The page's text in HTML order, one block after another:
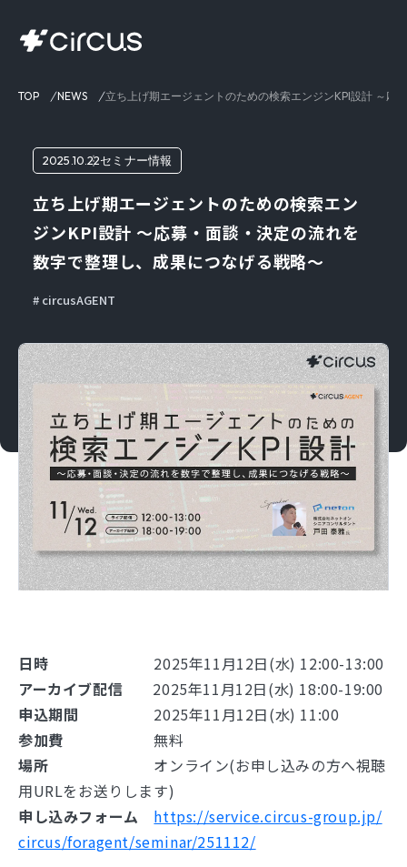
TOP NEWS 立ち上げ期エージェントのための検索エンジンKPI設計 ～
2025.10.22セミナー情報
立ち上げ期エージェントのための検索エン
ジンKPI設計 ～応募・面談・決定の流れを
数字で整理し、成果につなげる戦略～
circusAGENT
日時 2025年11月12日(水) 12:00-13:00
アーカイブ配信 2025年11月12日(水) 18:00-19:00
申込期間 2025年11月12日(水) 11:00
参加費
無料
場所 オンライン(お申し込みの方へ視聴
用URLをお送りします)
申し込みフォーム
https://service.circus-group.jp/
circus/foragent/seminar/251112/